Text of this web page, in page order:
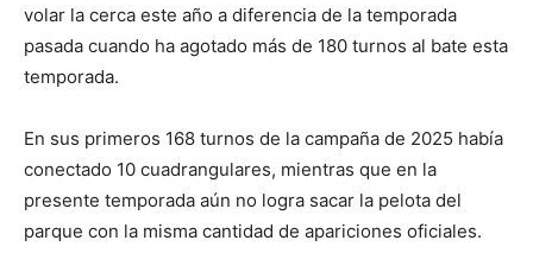
volar la cerca este año a diferencia de la temporada
pasada cuando ha agotado más de 180 turnos al bate esta
temporada.
En sus primeros 168 turnos de la campaña de 2025 había
conectado 10 cuadrangulares, mientras que en la
presente temporada aún no logra sacar la pelota del
parque con la misma cantidad de apariciones oficiales.